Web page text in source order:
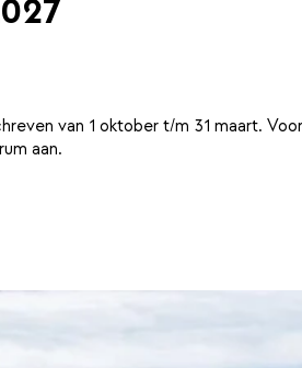
van 1 oktober t/m 31 maart.
aan.